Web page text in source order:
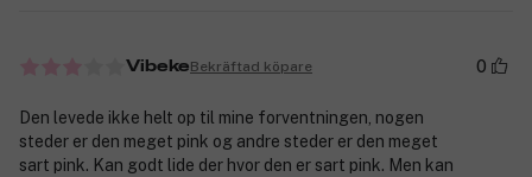
VibekeBekräftad köpare 0
Den levede ikke helt op til mine forventningen, nogen
steder er den meget pink og andre steder er den meget
sart pink. Kan godt lide der hvor den er sart pink. Men kan